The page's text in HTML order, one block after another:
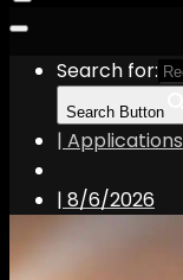
Search for:
Search Button
| Applications
| 8/6/2026